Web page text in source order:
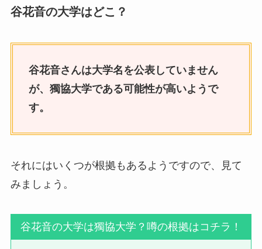
谷花音の大学はどこ？
谷花音さんは大学名を公表していません
が、獨協大学である可能性が高いようで
す。
それにはいくつが根拠もあるようですので、見て
みましょう。
谷花音の大学は獨協大学？噂の根拠はコチラ！